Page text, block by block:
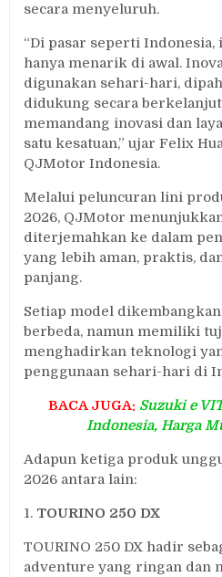
secara menyeluruh.
“Di pasar seperti
hanya menarik di awal.
digunakan sehari-hari,
didukung secara
memandang inovasi dan
satu kesatuan,” ujar Felix
QJMotor Indonesia.
Melalui peluncuran lini
2026, QJMotor
diterjemahkan ke dalam
yang lebih aman, praktis,
panjang.
Setiap model
berbeda, namun memiliki
menghadirkan teknologi
penggunaan sehari-hari di
BACA JUGA: Suzuki e
Indonesia, Harga
Adapun ketiga produk
2026 antara lain:
1. TOURINO 250 DX
TOURINO 250 DX hadir
adventure yang ringan dan